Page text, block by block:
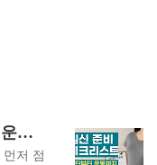
임신 준비 체크리스트: 식단부터 운동까지
저 점